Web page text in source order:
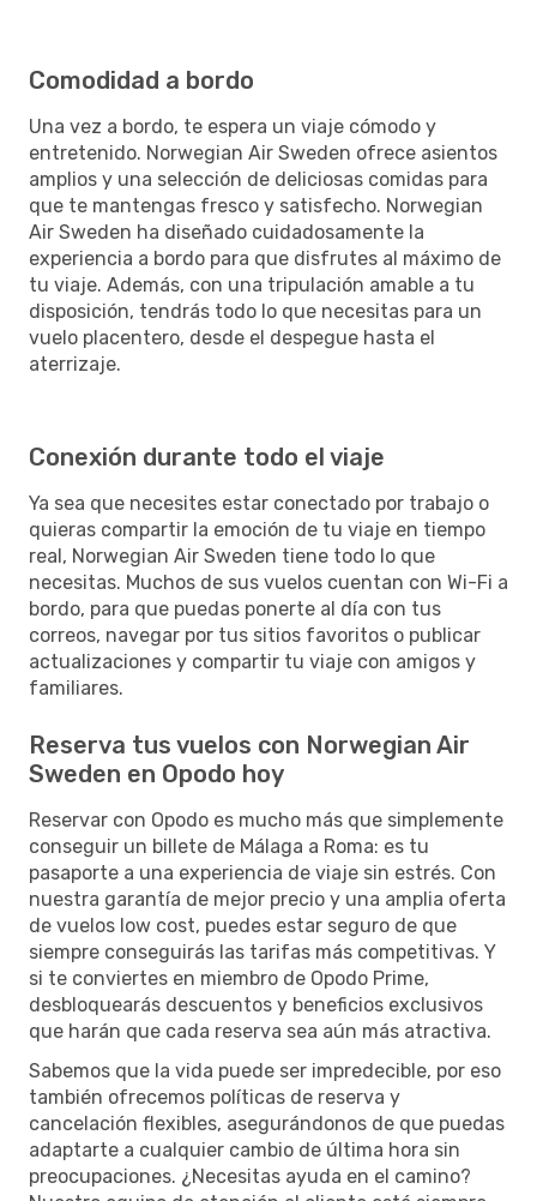
Comodidad a bordo
Una vez a bordo, te espera un viaje cómodo y
entretenido. Norwegian Air Sweden ofrece asientos
amplios y una selección de deliciosas comidas para
que te mantengas fresco y satisfecho. Norwegian
Air Sweden ha diseñado cuidadosamente la
experiencia a bordo para que disfrutes al máximo de
tu viaje. Además, con una tripulación amable a tu
disposición, tendrás todo lo que necesitas para un
vuelo placentero, desde el despegue hasta el
aterrizaje.
Conexión durante todo el viaje
Ya sea que necesites estar conectado por trabajo o
quieras compartir la emoción de tu viaje en tiempo
real, Norwegian Air Sweden tiene todo lo que
necesitas. Muchos de sus vuelos cuentan con Wi-Fi a
bordo, para que puedas ponerte al día con tus
correos, navegar por tus sitios favoritos o publicar
actualizaciones y compartir tu viaje con amigos y
familiares.
Reserva tus vuelos con Norwegian Air
Sweden en Opodo hoy
Reservar con Opodo es mucho más que simplemente
conseguir un billete de Málaga a Roma: es tu
pasaporte a una experiencia de viaje sin estrés. Con
nuestra garantía de mejor precio y una amplia oferta
de vuelos low cost, puedes estar seguro de que
siempre conseguirás las tarifas más competitivas. Y
si te conviertes en miembro de Opodo Prime,
desbloquearás descuentos y beneficios exclusivos
que harán que cada reserva sea aún más atractiva.
Sabemos que la vida puede ser impredecible, por eso
también ofrecemos políticas de reserva y
cancelación flexibles, asegurándonos de que puedas
adaptarte a cualquier cambio de última hora sin
preocupaciones. ¿Necesitas ayuda en el camino?